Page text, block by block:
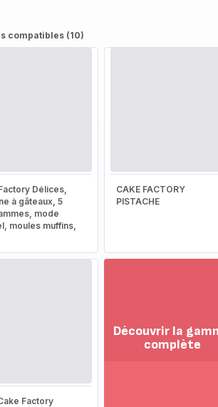
compatibles (10)
Délices,
à gâteaux, 5
mode
moules muffins,
CAKE FACTORY
PISTACHE
Factory
Découvrir la
complète